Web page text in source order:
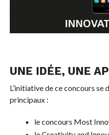
UNE IDÉE, UNE
L’initiative de ce concours se
principaux :
le concours Most